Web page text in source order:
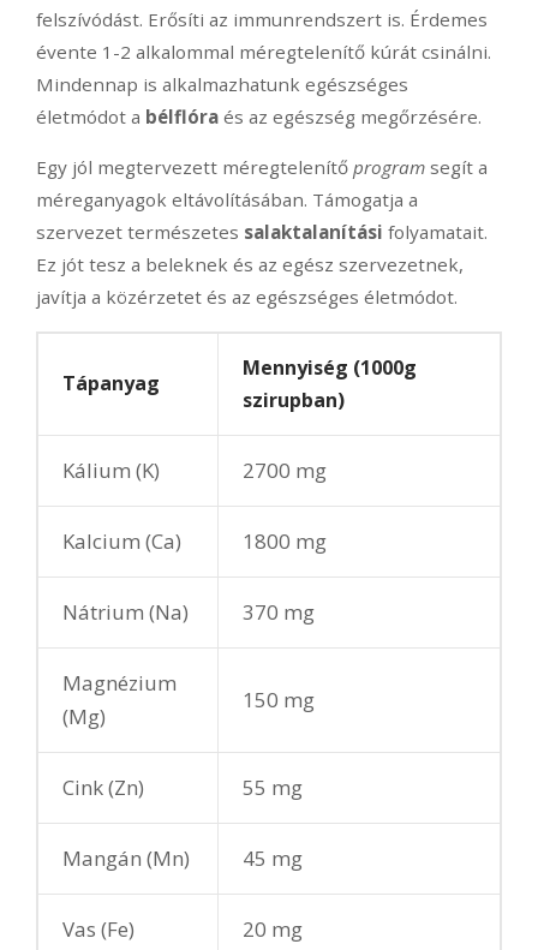
felszívódást. Erősíti az immunrendszert is. Érdemes
évente 1-2 alkalommal méregtelenítő kúrát csinálni.
Mindennap is alkalmazhatunk egészséges
életmódot a bélflóra és az egészség megőrzésére.
Egy jól megtervezett méregtelenítő program segít a
méreganyagok eltávolításában. Támogatja a
szervezet természetes salaktalanítási folyamatait.
Ez jót tesz a beleknek és az egész szervezetnek,
javítja a közérzetet és az egészséges életmódot.
Tápanyag
Mennyiség (1000g
szirupban)
Kálium (K) 2700 mg
Kalcium (Ca) 1800 mg
Nátrium (Na) 370 mg
Magnézium
(Mg)
150 mg
Cink (Zn) 55 mg
Mangán (Mn) 45 mg
Vas (Fe) 20 mg